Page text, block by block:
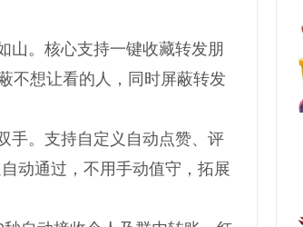
山。核心支持一键收藏转发朋
不想让看的人，同时屏蔽转发
手。支持自定义自动点赞、评
动通过，不用手动值守，拓展